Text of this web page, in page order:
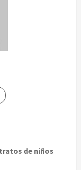
de niños